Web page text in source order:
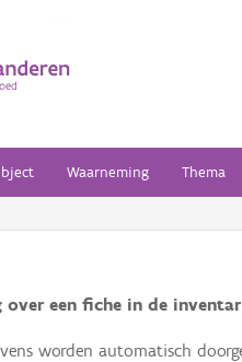
Waarneming Thema
een fiche in de
worden automatisch